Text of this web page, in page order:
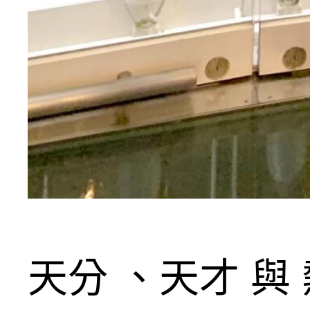
天分 、天才 與